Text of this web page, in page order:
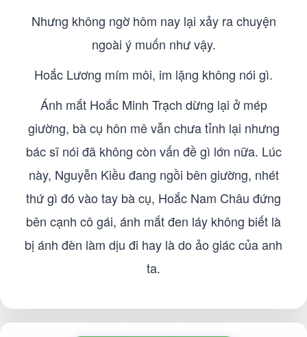
Nhưng không ngờ hôm nay lại xảy ra chuyện
ngoài ý muốn như vậy.
Hoắc Lương mím môi, im lặng không nói gì.
Ánh mắt Hoắc Minh Trạch dừng lại ở mép
giường, bà cụ hôn mê vẫn chưa tỉnh lại nhưng
bác sĩ nói đã không còn vấn đề gì lớn nữa. Lúc
này, Nguyễn Kiều đang ngồi bên giường, nhét
thứ gì đó vào tay bà cụ, Hoắc Nam Châu đứng
bên cạnh cô gái, ánh mắt đen láy không biết là
bị ánh đèn làm dịu đi hay là do ảo giác của anh
ta.